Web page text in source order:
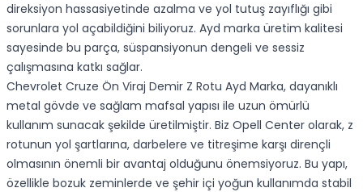
direksiyon hassasiyetinde azalma ve yol tutuş zayıflığı gibi
sorunlara yol açabildiğini biliyoruz. Ayd marka üretim kalitesi
sayesinde bu parça, süspansiyonun dengeli ve sessiz
çalışmasına katkı sağlar.
Chevrolet Cruze Ön Viraj Demir Z Rotu Ayd Marka, dayanıklı
metal gövde ve sağlam mafsal yapısı ile uzun ömürlü
kullanım sunacak şekilde üretilmiştir. Biz Opell Center olarak, z
rotunun yol şartlarına, darbelere ve titreşime karşı dirençli
olmasının önemli bir avantaj olduğunu önemsiyoruz. Bu yapı,
özellikle bozuk zeminlerde ve şehir içi yoğun kullanımda stabil